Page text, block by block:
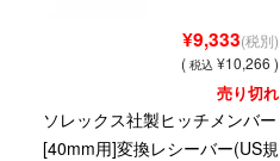
¥9,333(税別)
( 税込 ¥10,266 )
売り切れ
ソレックス社製ヒッチメンバー
[40mm用]変換レシーバー(US規